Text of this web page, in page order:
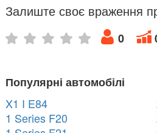
Залиште своє враження
0
Популярні автомобілі
X1 I E84
1 Series F20